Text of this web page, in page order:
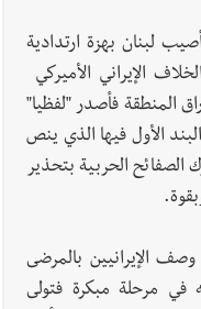
لبنان بهزة ارتدادية
الإيراني الأميركي
المنطقة فأصدر "لفظيا"
الأول فيها الذي ينص
الحربية بتحذير
الإيرانيين بالمرضى
في مرحلة مبكرة فتولى